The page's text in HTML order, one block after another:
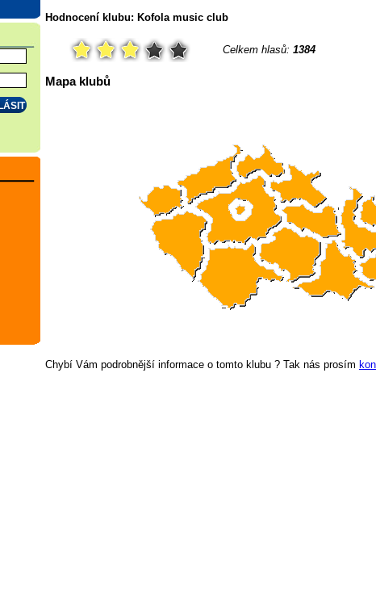
Hodnocení klubu: Kofola music club
Celkem hlasů: 1384
Mapa klubů
Chybí Vám podrobnější informace o tomto klubu ? Tak nás prosím